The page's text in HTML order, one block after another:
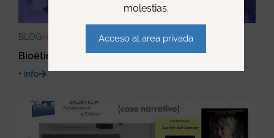
BLOG01 · ABRIL · 2020
Bioética, lenguaje y COVID-19
+ info
molestias.
Acceso al area privada